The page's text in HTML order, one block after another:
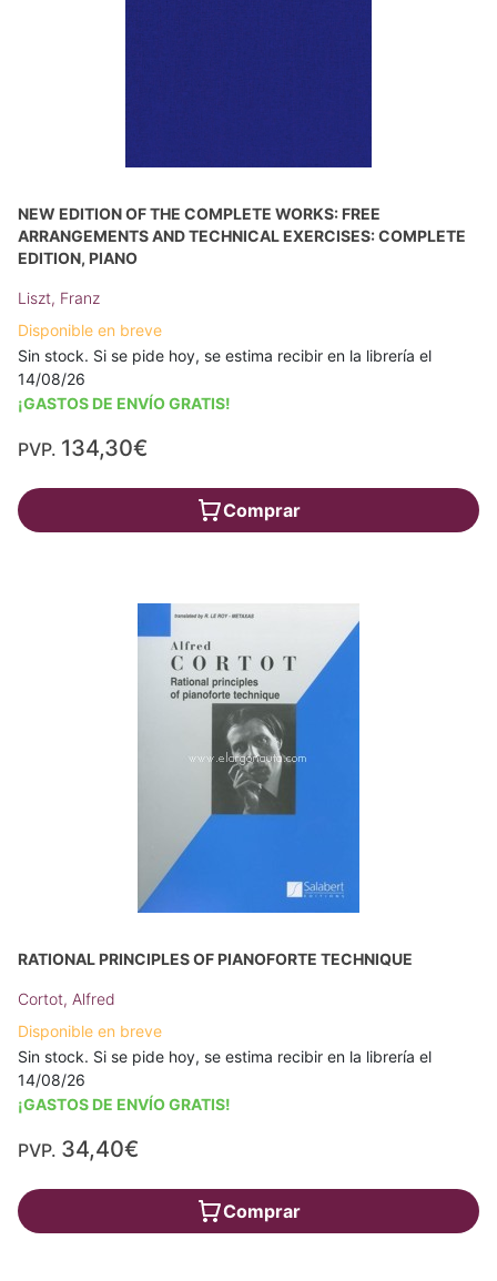
NEW EDITION OF THE COMPLETE WORKS: FREE
ARRANGEMENTS AND TECHNICAL EXERCISES: COMPLETE
EDITION, PIANO
Liszt, Franz
Disponible en breve
Sin stock. Si se pide hoy, se estima recibir en la librería el
14/08/26
¡GASTOS DE ENVÍO GRATIS!
PVP. 134,30€
Comprar
RATIONAL PRINCIPLES OF PIANOFORTE TECHNIQUE
Cortot, Alfred
Disponible en breve
Sin stock. Si se pide hoy, se estima recibir en la librería el
14/08/26
¡GASTOS DE ENVÍO GRATIS!
PVP. 34,40€
Comprar